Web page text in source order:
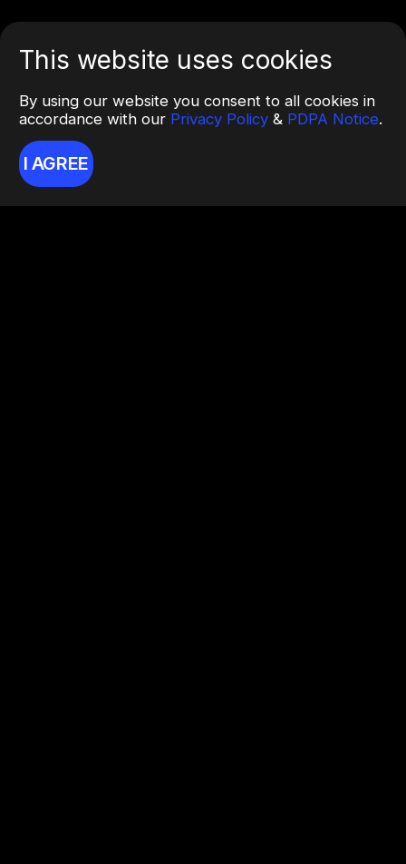
This website uses cookies
By using our website you consent to all cookies in
accordance with our Privacy Policy & PDPA Notice.
I AGREE